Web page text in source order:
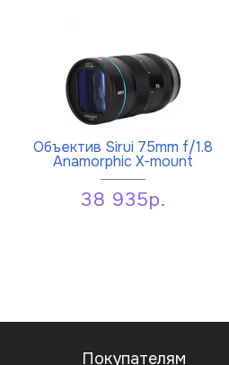
Объектив Sirui 75mm f/1.8
Anamorphic X-mount
38 935р.
Покупателям